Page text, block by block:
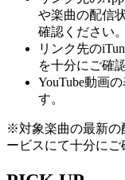
や楽曲の配信
確認ください。
リンク先の
を十分にご確
YouTube動画
す。
※対象楽曲の最新の
ービスにて十分にご